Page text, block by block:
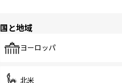
国と地域
ヨーロッパ
北米